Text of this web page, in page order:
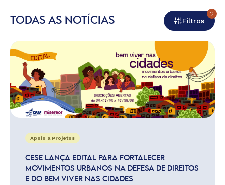
TODAS AS NOTÍCIAS Filtros
2
Apoio a Projetos
CESE LANÇA EDITAL PARA FORTALECER
MOVIMENTOS URBANOS NA DEFESA DE DIREITOS
E DO BEM VIVER NAS CIDADES